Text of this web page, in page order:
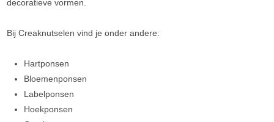
decoratieve vormen.
Bij Creaknutselen vind je onder andere:
Hartponsen
Bloemenponsen
Labelponsen
Hoekponsen